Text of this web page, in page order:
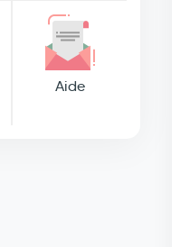
Aide